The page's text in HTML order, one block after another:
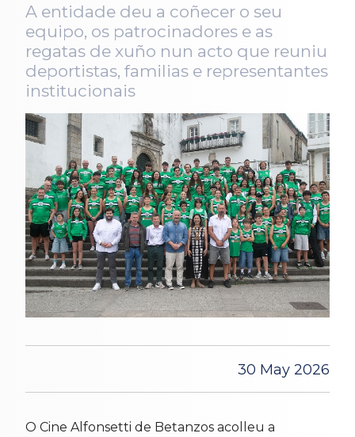
A entidade deu a coñecer o seu
equipo, os patrocinadores e as
regatas de xuño nun acto que reuniu
deportistas, familias e representantes
institucionais
30 May 2026
O Cine Alfonsetti de Betanzos acolleu a